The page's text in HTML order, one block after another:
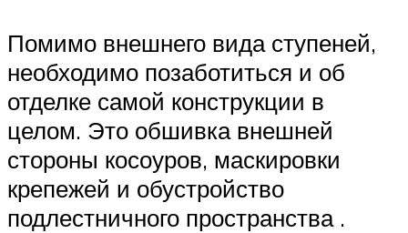
Помимо внешнего вида ступеней,
необходимо позаботиться и об
отделке самой конструкции в
целом. Это обшивка внешней
стороны косоуров, маскировки
крепежей и обустройство
подлестничного пространства .